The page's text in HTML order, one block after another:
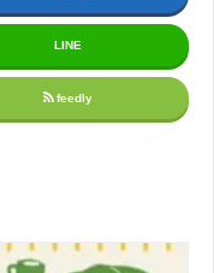
LINE
feedly